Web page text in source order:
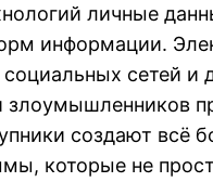
личные
информации.
сетей и
злоумышленников
создают всё
которые не